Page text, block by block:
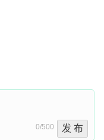
0/500 发 布